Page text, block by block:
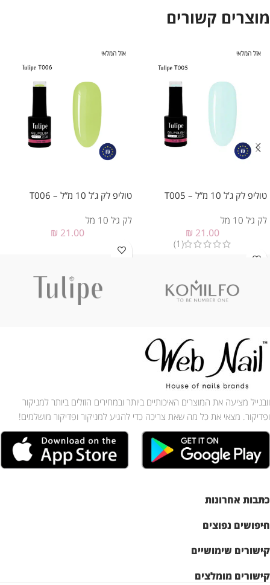
מוצרים קשורים
אזל המלאי
טוליפ לק ג’ל 10 מ”ל – T005
לק ג׳ל 10 מל
₪ 21.00
(1)
אזל המלאי
טוליפ לק ג’ל 10 מ”ל – T006
לק ג׳ל 10 מל
₪ 21.00
וובנייל מציעה את המוצרים האיכותיים ביותר ובמחירים הזולים ביותר למניקור
ופדיקור. מצאי את כל מה שאת צריכה כדי להגיע למניקור ופדיקור מושלמים!
כתבות אחרונות
חיפושים נפוצים
קישורים שימושיים
קישורים מומלצים